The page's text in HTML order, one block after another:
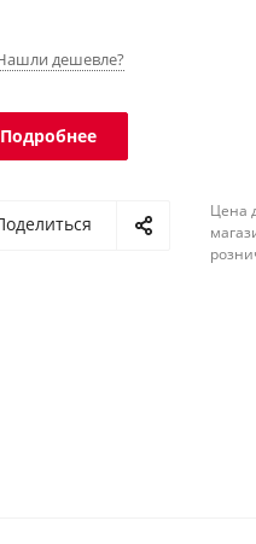
дешевле?
Подробнее
Цена